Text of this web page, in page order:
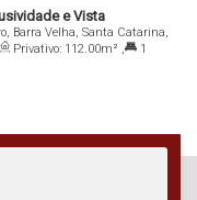
de diversas
infraestrutura para
e Vista
Barra Velha, Santa Catarina,
Privativo: 112.00m² ,
1